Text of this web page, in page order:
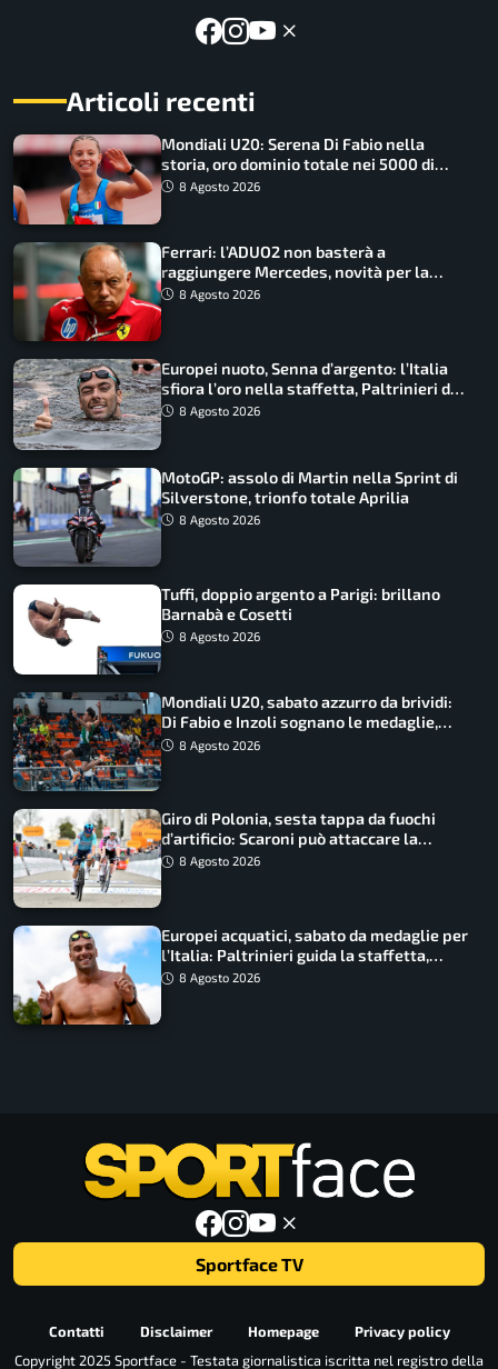
Articoli recenti
Mondiali U20: Serena Di Fabio nella
storia, oro dominio totale nei 5000 di
marcia
8 Agosto 2026
Ferrari: l’ADUO2 non basterà a
raggiungere Mercedes, novità per la
Macarena
8 Agosto 2026
Europei nuoto, Senna d’argento: l’Italia
sfiora l’oro nella staffetta, Paltrinieri da
urlo, il bilancio azzurro
8 Agosto 2026
MotoGP: assolo di Martin nella Sprint di
Silverstone, trionfo totale Aprilia
8 Agosto 2026
Tuffi, doppio argento a Parigi: brillano
Barnabà e Cosetti
8 Agosto 2026
Mondiali U20, sabato azzurro da brividi:
Di Fabio e Inzoli sognano le medaglie,
Castellani e Succo in finale
8 Agosto 2026
Giro di Polonia, sesta tappa da fuochi
d’artificio: Scaroni può attaccare la
maglia di Lemmen
8 Agosto 2026
Europei acquatici, sabato da medaglie per
l’Italia: Paltrinieri guida la staffetta,
Barnabà sogna l’oro dalle grandi altezze
8 Agosto 2026
Sportface TV
Contatti Disclaimer Homepage
Privacy policy
Copyright 2025 Sportface - Testata giornalistica iscritta nel registro della